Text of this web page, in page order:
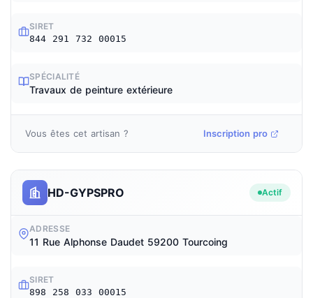
SIRET
844 291 732 00015
SPÉCIALITÉ
Travaux de peinture extérieure
Vous êtes cet artisan ? Inscription pro
HD-GYPSPRO Actif
ADRESSE
11 Rue Alphonse Daudet 59200 Tourcoing
SIRET
898 258 033 00015